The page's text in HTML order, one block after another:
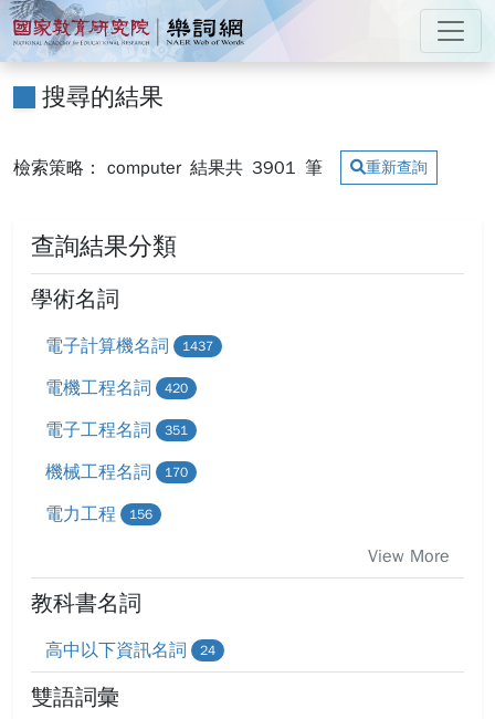
跳到主要內容
:::
國家教育研究院 樂詞網
搜尋的結果
檢索策略： computer 結果共 3901 筆 重新查詢
查詢結果分類
學術名詞
電子計算機名詞 1437
電機工程名詞 420
電子工程名詞 351
機械工程名詞 170
電力工程 156
View More
教科書名詞
高中以下資訊名詞 24
雙語詞彙